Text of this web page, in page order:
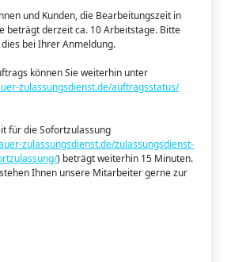
und Kunden, die Bearbeitungszeit in
beträgt derzeit ca. 10 Arbeitstage. Bitte
bei Ihrer Anmeldung.
können Sie weiterhin unter
zulassungsdienst.de/auftragsstatus/
für die Sofortzulassung
zulassungsdienst.de/zulassungsdienst-
) beträgt weiterhin 15 Minuten.
Ihnen unsere Mitarbeiter gerne zur